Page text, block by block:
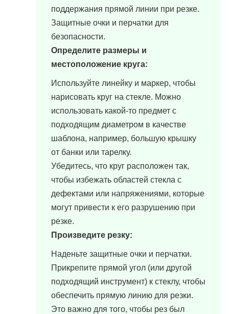
поддержания прямой линии при резке.
Защитные очки и перчатки для
безопасности.
Определите размеры и
местоположение круга:
Используйте линейку и маркер, чтобы
нарисовать круг на стекле. Можно
использовать какой-то предмет с
подходящим диаметром в качестве
шаблона, например, большую крышку
от банки или тарелку.
Убедитесь, что круг расположен так,
чтобы избежать областей стекла с
дефектами или напряжениями, которые
могут привести к его разрушению при
резке.
Произведите резку:
Наденьте защитные очки и перчатки.
Прикрепите прямой угол (или другой
подходящий инструмент) к стеклу, чтобы
обеспечить прямую линию для резки.
Это важно для того, чтобы рез был